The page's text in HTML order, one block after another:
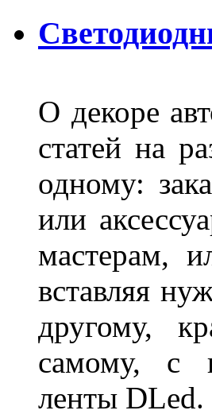
О декоре
статей на
одному:
или
мастерам,
вставляя
другому,
самому, с
ленты DLed.